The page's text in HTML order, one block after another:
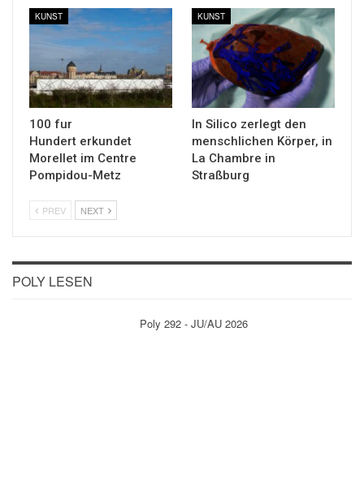
KUNST
100 fur
Hundert erkundet
Morellet im Centre
Pompidou-Metz
KUNST
In Silico zerlegt den
menschlichen Körper, in
La Chambre in
Straßburg
PREV NEXT
POLY LESEN
Poly 292 - JU/AU 2026